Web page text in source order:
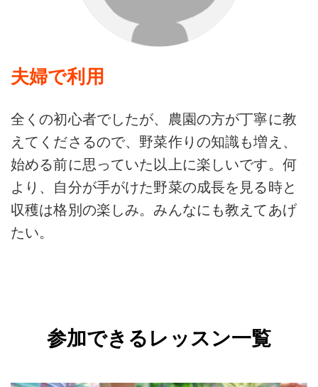
夫婦で利用
全くの初心者でしたが、農園の方が丁寧に教
えてくださるので、野菜作りの知識も増え、
始める前に思っていた以上に楽しいです。何
より、自分が手がけた野菜の成長を見る時と
収穫は格別の楽しみ。みんなにも教えてあげ
たい。
参加できるレッスン一覧